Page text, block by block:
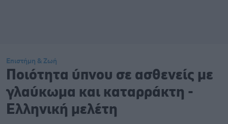
Επιστήμη & Ζωή
Ποιότητα ύπνου σε ασθενείς με
γλαύκωμα και καταρράκτη -
Ελληνική μελέτη